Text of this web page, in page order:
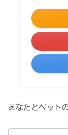
あなたとペット